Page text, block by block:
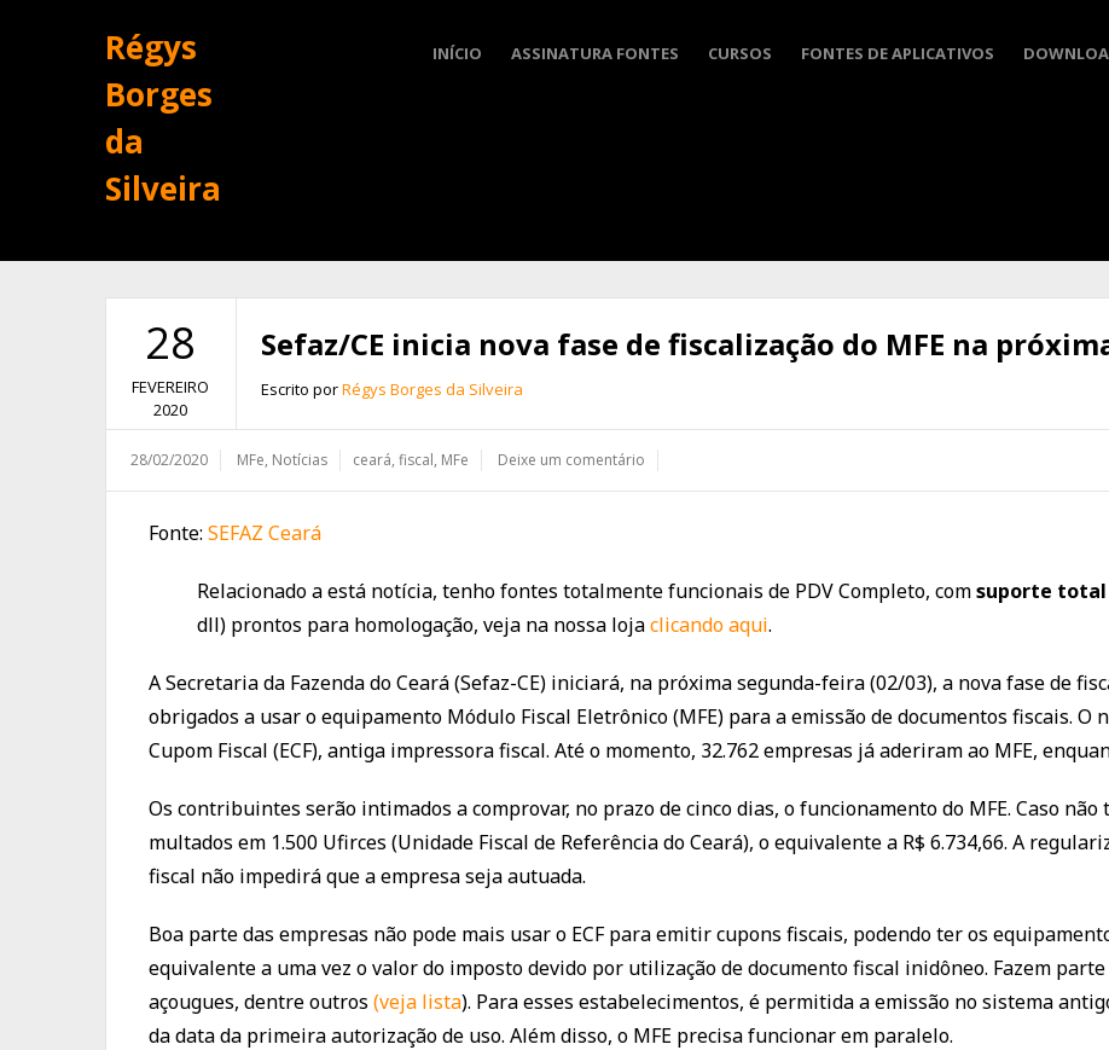
Régys
Borges
da
Silveira
INÍCIO ASSINATURA FONTES CURSOS FONTES DE APLICATIVOS
28
FEVEREIRO
2020
Sefaz/CE inicia nova fase de fiscalização do MFE na
Escrito porRégys Borges da Silveira
28/02/2020 MFe, Notícias ceará, fiscal, MFe Deixe um comentário
Fonte:SEFAZ Ceará
Relacionado a está notícia, tenho fontes totalmente funcionais de PDV Completo, comsuporte total
dll) prontos para homologação, veja na nossa lojaclicando aqui.
A Secretaria da Fazenda do Ceará (Sefaz-CE) iniciará, na próxima segunda-feira (02/03), a nova fase de
obrigados a usar o equipamento Módulo Fiscal Eletrônico (MFE) para a emissão de documentos fiscais. O
Cupom Fiscal (ECF), antiga impressora fiscal. Até o momento, 32.762 empresas já aderiram ao MFE,
Os contribuintes serão intimados a comprovar, no prazo de cinco dias, o funcionamento do MFE. Caso
multados em 1.500 Ufirces (Unidade Fiscal de Referência do Ceará), o equivalente a R$ 6.734,66. A
fiscal não impedirá que a empresa seja autuada.
Boa parte das empresas não pode mais usar o ECF para emitir cupons fiscais, podendo ter os
equivalente a uma vez o valor do imposto devido por utilização de documento fiscal inidôneo. Fazem
açougues, dentre outros(veja lista). Para esses estabelecimentos, é permitida a emissão no sistema
da data da primeira autorização de uso. Além disso, o MFE precisa funcionar em paralelo.